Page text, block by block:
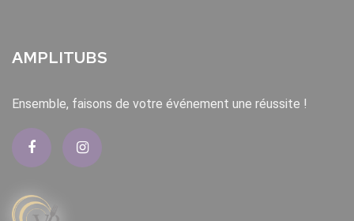
AMPLITUBS
Ensemble, faisons de votre événement une réussite !